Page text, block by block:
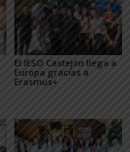
El IESO Castejón llega a
Europa gracias a
Erasmus+